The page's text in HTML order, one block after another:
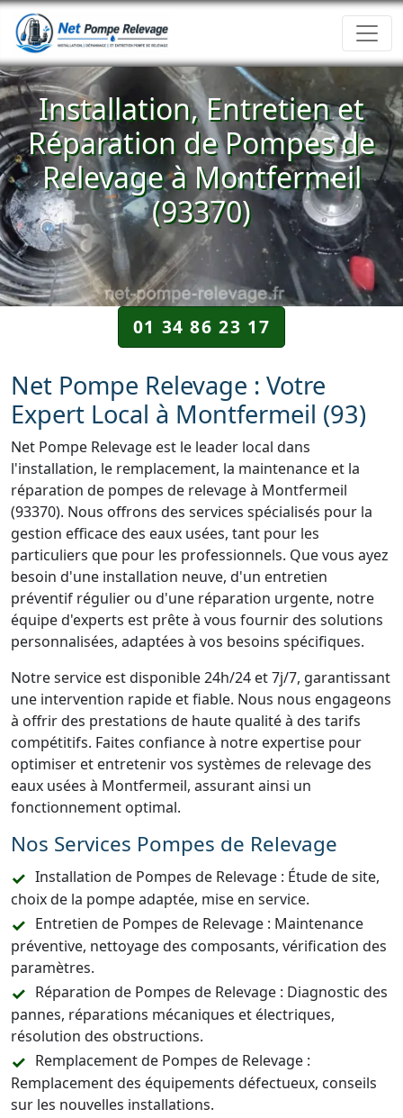
Installation, Entretien et
Réparation de Pompes de
Relevage à Montfermeil
(93370)
01 34 86 23 17
Net Pompe Relevage : Votre
Expert Local à Montfermeil (93)
Net Pompe Relevage est le leader local dans
l'installation, le remplacement, la maintenance et la
réparation de pompes de relevage à Montfermeil
(93370). Nous offrons des services spécialisés pour la
gestion efficace des eaux usées, tant pour les
particuliers que pour les professionnels. Que vous ayez
besoin d'une installation neuve, d'un entretien
préventif régulier ou d'une réparation urgente, notre
équipe d'experts est prête à vous fournir des solutions
personnalisées, adaptées à vos besoins spécifiques.
Notre service est disponible 24h/24 et 7j/7, garantissant
une intervention rapide et fiable. Nous nous engageons
à offrir des prestations de haute qualité à des tarifs
compétitifs. Faites confiance à notre expertise pour
optimiser et entretenir vos systèmes de relevage des
eaux usées à Montfermeil, assurant ainsi un
fonctionnement optimal.
Nos Services Pompes de Relevage
Installation de Pompes de Relevage : Étude de site,
choix de la pompe adaptée, mise en service.
Entretien de Pompes de Relevage : Maintenance
préventive, nettoyage des composants, vérification des
paramètres.
Réparation de Pompes de Relevage : Diagnostic des
pannes, réparations mécaniques et électriques,
résolution des obstructions.
Remplacement de Pompes de Relevage :
Remplacement des équipements défectueux, conseils
sur les nouvelles installations.